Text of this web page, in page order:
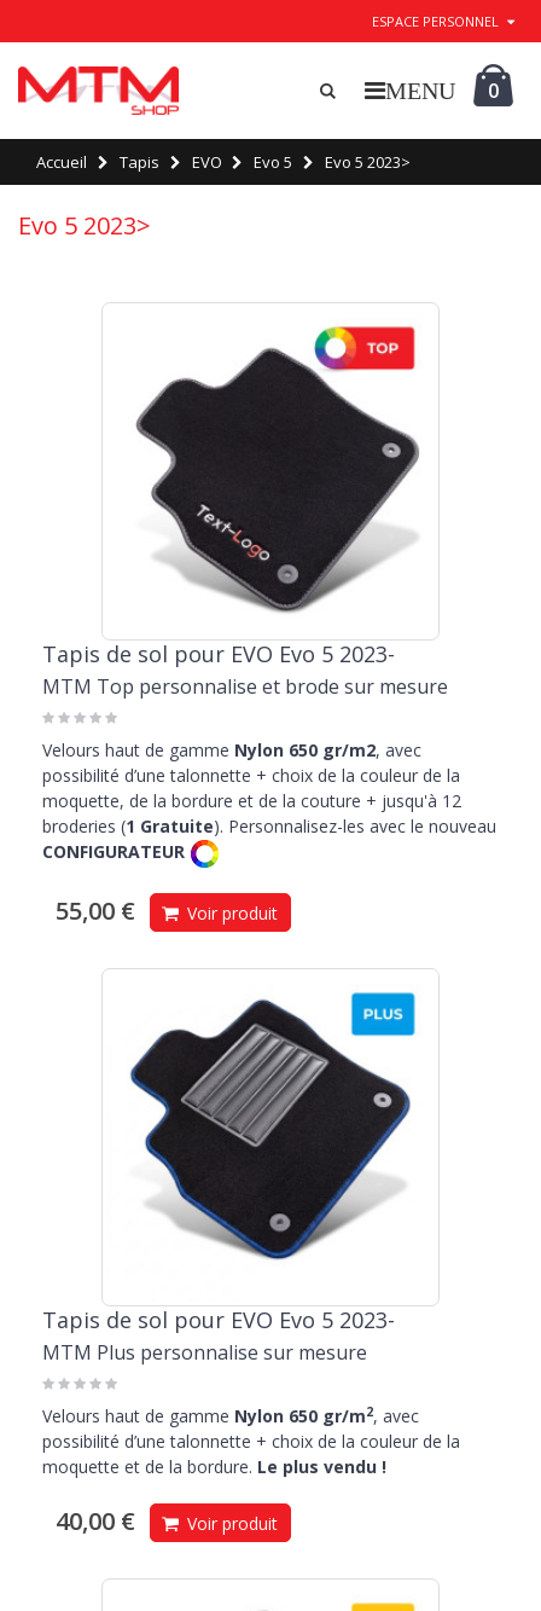
ESPACE PERSONNEL
0
Accueil Tapis EVO Evo 5 Evo 5 2023>
Evo 5 2023>
Tapis de sol pour EVO Evo 5 2023-
MTM Top personnalise et brode sur mesure
Velours haut de gamme Nylon 650 gr/m2, avec
possibilité d’une talonnette + choix de la couleur de la
moquette, de la bordure et de la couture + jusqu'à 12
broderies (1 Gratuite). Personnalisez-les avec le nouveau
CONFIGURATEUR
55,00 € Voir produit
Tapis de sol pour EVO Evo 5 2023-
MTM Plus personnalise sur mesure
Velours haut de gamme Nylon 650 gr/m2, avec
possibilité d’une talonnette + choix de la couleur de la
moquette et de la bordure. Le plus vendu !
40,00 € Voir produit